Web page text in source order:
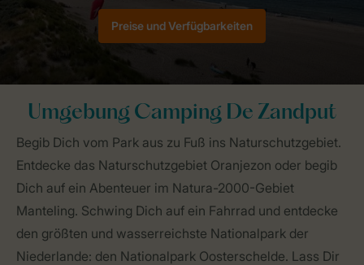
Preise und Verfügbarkeiten
Umgebung Camping De Zandput
Begib Dich vom Park aus zu Fuß ins Naturschutzgebiet.
Entdecke das Naturschutzgebiet Oranjezon oder begib
Dich auf ein Abenteuer im Natura-2000-Gebiet
Manteling. Schwing Dich auf ein Fahrrad und entdecke
den größten und wasserreichste Nationalpark der
Niederlande: den Nationalpark Oosterschelde. Lass Dir